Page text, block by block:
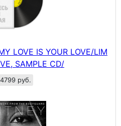
LOVE IS YOUR LOVE/LIM
SAMPLE CD/
4799 руб.